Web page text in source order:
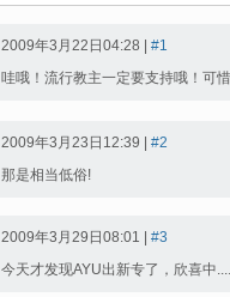
2009年3月22日04:28 | #1
哇哦！流行教主一定要支持哦！可
2009年3月23日12:39 | #2
那是相当低俗!
2009年3月29日08:01 | #3
今天才发现AYU出新专了，欣喜中